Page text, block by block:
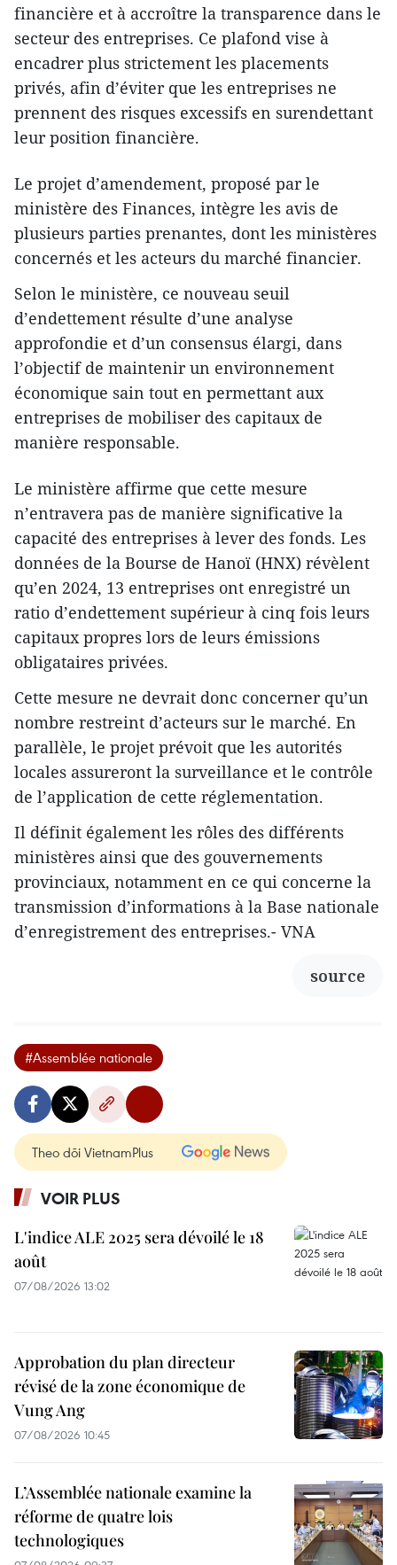
financière et à accroître la transparence dans le
secteur des entreprises. Ce plafond vise à
encadrer plus strictement les placements
privés, afin d’éviter que les entreprises ne
prennent des risques excessifs en surendettant
leur position financière.
Le projet d’amendement, proposé par le
ministère des Finances, intègre les avis de
plusieurs parties prenantes, dont les ministères
concernés et les acteurs du marché financier.
Selon le ministère, ce nouveau seuil
d’endettement résulte d’une analyse
approfondie et d’un consensus élargi, dans
l’objectif de maintenir un environnement
économique sain tout en permettant aux
entreprises de mobiliser des capitaux de
manière responsable.
Le ministère affirme que cette mesure
n’entravera pas de manière significative la
capacité des entreprises à lever des fonds. Les
données de la Bourse de Hanoï (HNX) révèlent
qu’en 2024, 13 entreprises ont enregistré un
ratio d’endettement supérieur à cinq fois leurs
capitaux propres lors de leurs émissions
obligataires privées.
Cette mesure ne devrait donc concerner qu’un
nombre restreint d’acteurs sur le marché. En
parallèle, le projet prévoit que les autorités
locales assureront la surveillance et le contrôle
de l’application de cette réglementation.
Il définit également les rôles des différents
ministères ainsi que des gouvernements
provinciaux, notamment en ce qui concerne la
transmission d’informations à la Base nationale
d’enregistrement des entreprises.- VNA
source
#Assemblée nationale
Theo dõi VietnamPlus
VOIR PLUS
L'indice ALE 2025 sera dévoilé le 18
août
07/08/2026 13:02
Approbation du plan directeur
révisé de la zone économique de
Vung Ang
07/08/2026 10:45
L’Assemblée nationale examine la
réforme de quatre lois
technologiques